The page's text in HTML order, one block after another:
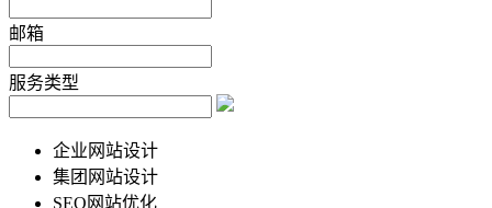
邮箱
服务类型
企业网站设计
集团网站设计
SEO网站优化